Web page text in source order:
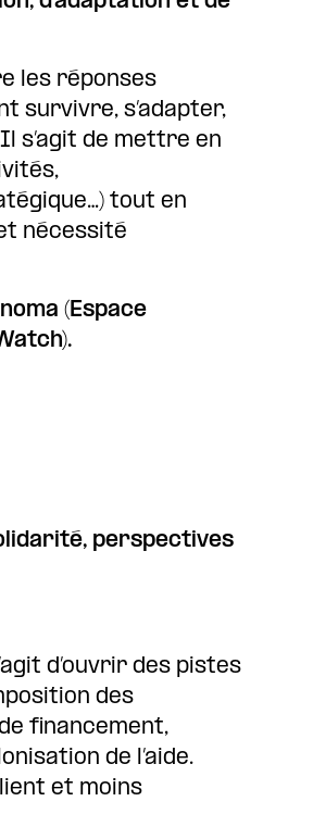
les réponses
survivre, s’adapter,
s’agit de mettre en
tout en
nécessité
(Espace
perspectives
d’ouvrir des pistes
des
financement,
de l’aide.
et moins